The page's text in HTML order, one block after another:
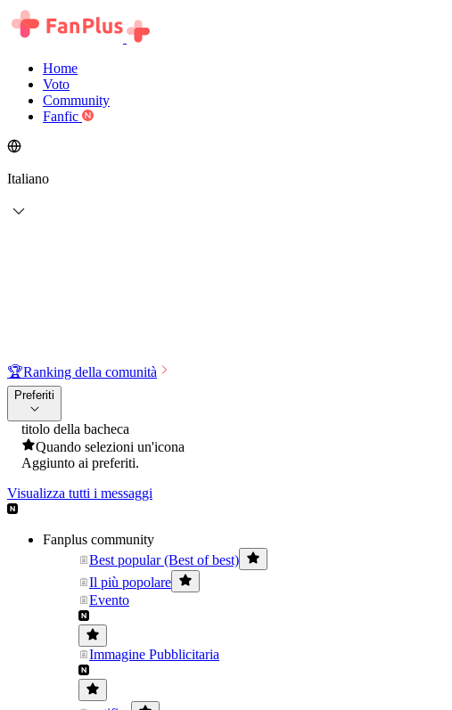
Home
Voto
Community
Fanfic
Italiano
🏆Ranking della comunità
Preferiti
titolo della bacheca
Quando selezioni un'icona
Aggiunto ai preferiti.
Visualizza tutti i messaggi
Fanplus community
Best popular (Best of best)
Il più popolare
Evento
Immagine Pubblicitaria